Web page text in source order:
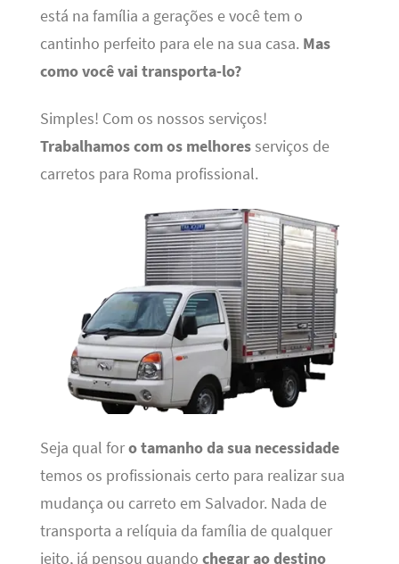
está na família a gerações e você tem o
cantinho perfeito para ele na sua casa. Mas
como você vai transporta-lo?
Simples! Com os nossos serviços!
Trabalhamos com os melhoresserviços de
carretos para Roma profissional.
Seja qual foro tamanho da sua necessidade
temos os profissionais certo para realizar sua
mudança ou carreto em Salvador. Nada de
transporta a relíquia da família de qualquer
jeito, já pensou quando chegar ao destino